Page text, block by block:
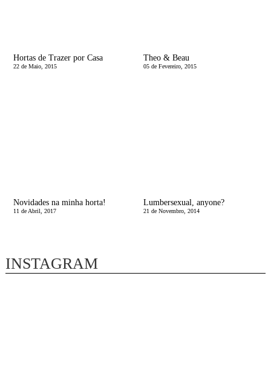
Hortas de Trazer por Casa
22 de Maio, 2015
Theo & Beau
05 de Fevereiro, 2015
Novidades na minha horta!
11 de Abril, 2017
Lumbersexual, anyone?
21 de Novembro, 2014
INSTAGRAM